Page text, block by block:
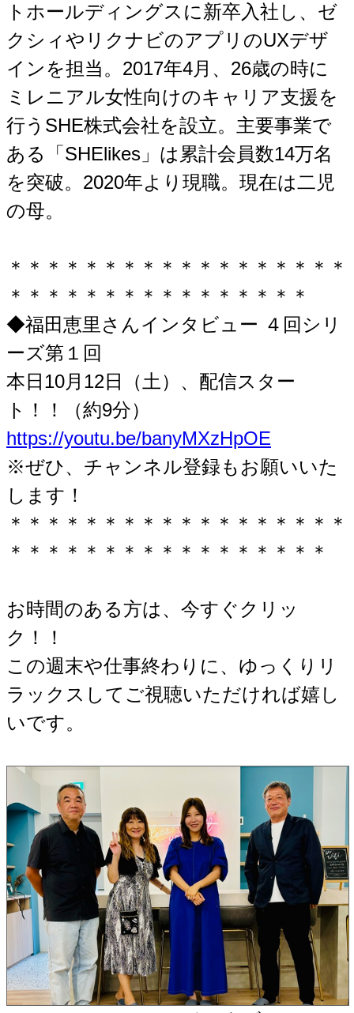
トホールディングスに新卒入社し、ゼ
クシィやリクナビのアプリのUXデザ
インを担当。2017年4月、26歳の時に
ミレニアル女性向けのキャリア支援を
行うSHE株式会社を設立。主要事業で
ある「SHElikes」は累計会員数14万名
を突破。2020年より現職。現在は二児
の母。
＊＊＊＊＊＊＊＊＊＊＊＊＊＊＊＊＊＊
＊＊＊＊＊＊＊＊＊＊＊＊＊＊＊＊
◆福田恵里さんインタビュー ４回シリ
ーズ第１回
本日10月12日（土）、配信スター
ト！！（約9分）
https://youtu.be/banyMXzHpOE
※ぜひ、チャンネル登録もお願いいた
します！
＊＊＊＊＊＊＊＊＊＊＊＊＊＊＊＊＊＊
＊＊＊＊＊＊＊＊＊＊＊＊＊＊＊＊＊
お時間のある方は、今すぐクリッ
ク！！
この週末や仕事終わりに、ゆっくりリ
ラックスしてご視聴いただければ嬉し
いです。